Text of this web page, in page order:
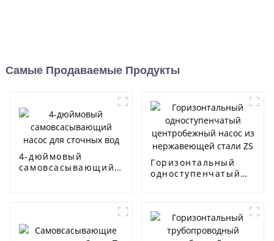
Самые Продаваемые Продукты
4-дюймовый
самовсасывающий
Горизонтальный
одноступенчатый
стали ZS